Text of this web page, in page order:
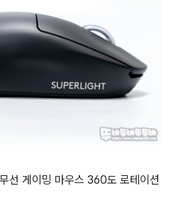
선 게이밍 마우스 360도 로테이션